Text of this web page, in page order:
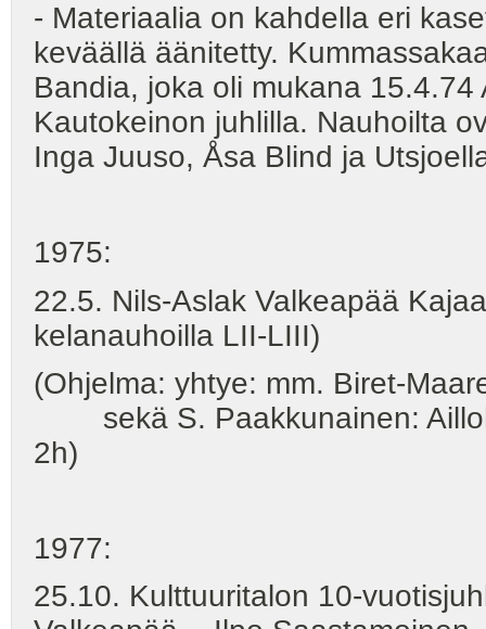
- Materiaalia on kahdella eri
keväällä äänitetty.
Bandia, joka oli mukana
Kautokeinon juhlilla. Nauhoilta
Inga Juuso, Åsa Blind ja
1975:
22.5. Nils-Aslak Valkeapää
kelanauhoilla LII-LIII)
(Ohjelma: yhtye: mm. Biret-
sekä S. Paakkunainen:
2h)
1977:
25.10. Kulttuuritalon 10-